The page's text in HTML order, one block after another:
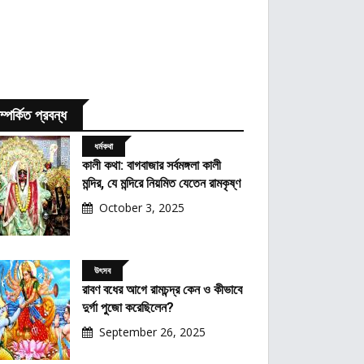
প্রবন্ধ
ধর্মকথা
কালী কথা: বাগবাজার সর্বমঙ্গলা কালী
মন্দির, যে মন্দিরে নিয়মিত যেতেন রামকৃষ্ণ
October 3, 2025
উৎসব
রাবণ বধের আগে রামচন্দ্র কেন ও কীভাবে
দুর্গা পুজো করেছিলেন?
September 26, 2025